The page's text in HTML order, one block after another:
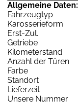
Allgemeine Daten:
Fahrzeugtyp
Karosserieform
Erst-Zul.
Getriebe
Kilometerstand
Anzahl der Türen
Farbe
Standort
Lieferzeit
Unsere Nummer